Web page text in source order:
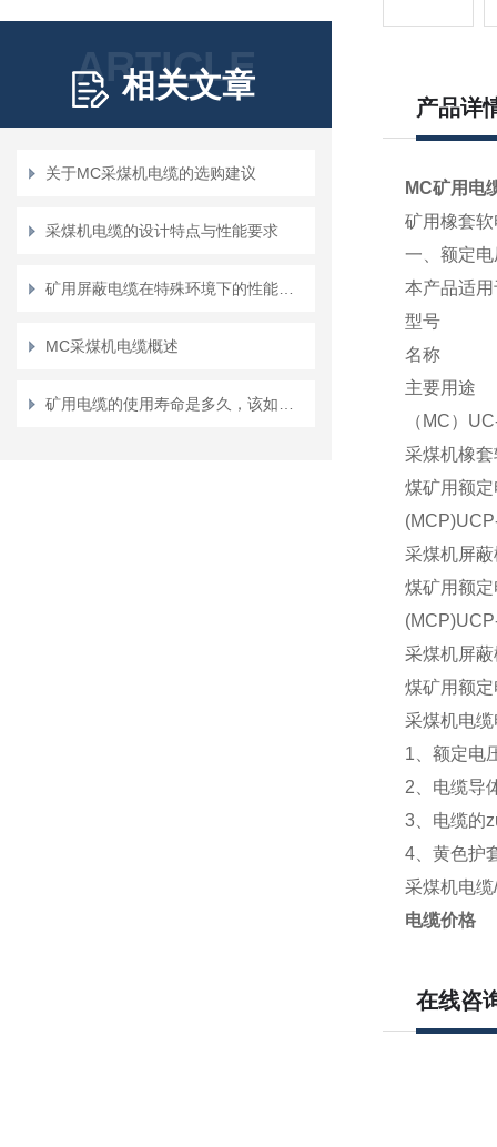
ARTICLE
相关文章
关于MC采煤机电缆的选购建议
采煤机电缆的设计特点与性能要求
MC采煤机电缆概述
产品详
MC矿用电
矿用橡套
一、额定
本产品适
型号
名称
主要用途
（MC）
采煤机橡
煤矿用额
采煤机屏
煤矿用额
采煤机屏
煤矿用额
采煤机电
1、额定电
2、电缆导
3、电缆的
4、黄色护
采煤机电
电缆价格
在线咨